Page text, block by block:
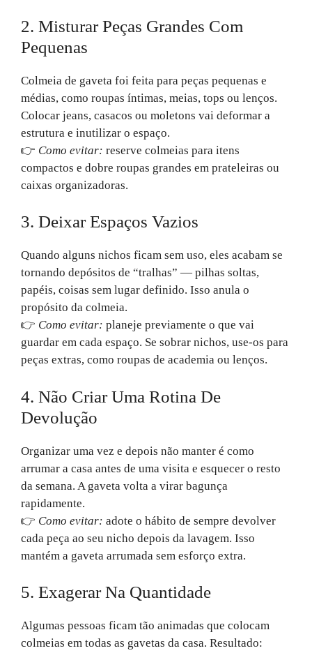
2. Misturar Peças Grandes Com
Pequenas
Colmeia de gaveta foi feita para peças pequenas e
médias, como roupas íntimas, meias, tops ou lenços.
Colocar jeans, casacos ou moletons vai deformar a
estrutura e inutilizar o espaço.
👉 Como evitar: reserve colmeias para itens
compactos e dobre roupas grandes em prateleiras ou
caixas organizadoras.
3. Deixar Espaços Vazios
Quando alguns nichos ficam sem uso, eles acabam se
tornando depósitos de “tralhas” — pilhas soltas,
papéis, coisas sem lugar definido. Isso anula o
propósito da colmeia.
👉 Como evitar: planeje previamente o que vai
guardar em cada espaço. Se sobrar nichos, use-os para
peças extras, como roupas de academia ou lenços.
4. Não Criar Uma Rotina De
Devolução
Organizar uma vez e depois não manter é como
arrumar a casa antes de uma visita e esquecer o resto
da semana. A gaveta volta a virar bagunça
rapidamente.
👉 Como evitar: adote o hábito de sempre devolver
cada peça ao seu nicho depois da lavagem. Isso
mantém a gaveta arrumada sem esforço extra.
5. Exagerar Na Quantidade
Algumas pessoas ficam tão animadas que colocam
colmeias em todas as gavetas da casa. Resultado: